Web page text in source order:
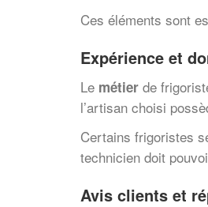
Ces éléments sont
Expérience et
Le métier de
l’artisan choisi
Certains frigoristes
technicien doit
Avis clients et